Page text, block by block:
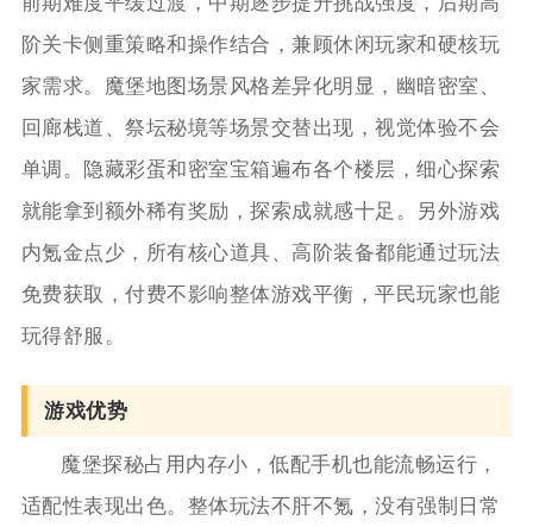
阶关卡侧重策略和操作结合，兼顾休闲玩家和硬核玩
家需求。魔堡地图场景风格差异化明显，幽暗密室、
回廊栈道、祭坛秘境等场景交替出现，视觉体验不会
单调。隐藏彩蛋和密室宝箱遍布各个楼层，细心探索
就能拿到额外稀有奖励，探索成就感十足。另外游戏
内氪金点少，所有核心道具、高阶装备都能通过玩法
免费获取，付费不影响整体游戏平衡，平民玩家也能
玩得舒服。
游戏优势
魔堡探秘占用内存小，低配手机也能流畅运行，
适配性表现出色。整体玩法不肝不氪，没有强制日常